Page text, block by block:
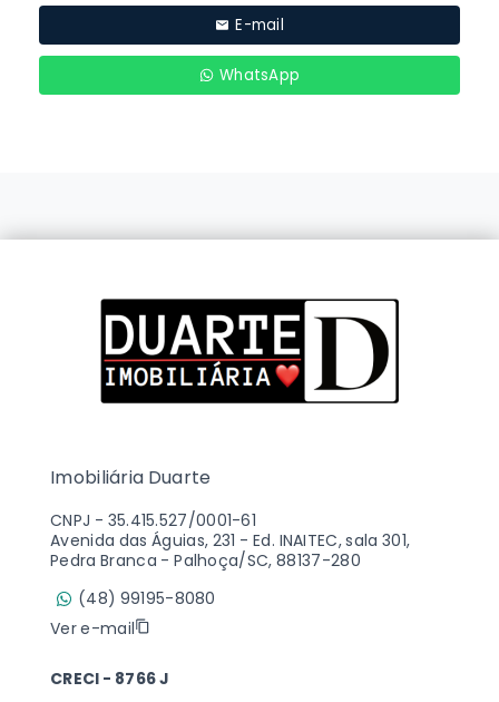
E-mail
WhatsApp
Imobiliária Duarte
CNPJ - 35.415.527/0001-61
Avenida das Águias, 231 - Ed. INAITEC, sala 301,
Pedra Branca - Palhoça/SC, 88137-280
(48) 99195-8080
Ver e-mail
CRECI - 8766 J